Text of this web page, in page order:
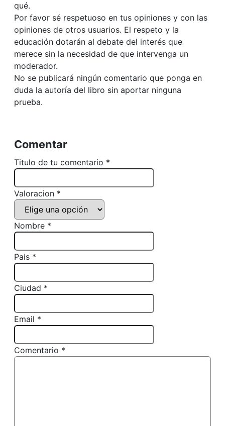
qué.
Por favor sé respetuoso en tus opiniones y con las
opiniones de otros usuarios. El respeto y la
educación dotarán al debate del interés que
merece sin la necesidad de que intervenga un
moderador.
No se publicará ningún comentario que ponga en
duda la autoría del libro sin aportar ninguna
prueba.
Comentar
Titulo de tu comentario *
Valoracion *
Nombre *
Pais *
Ciudad *
Email *
Comentario *